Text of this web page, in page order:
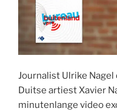
Journalist Ulrike Nagel
Duitse artiest Xavier
minutenlange video